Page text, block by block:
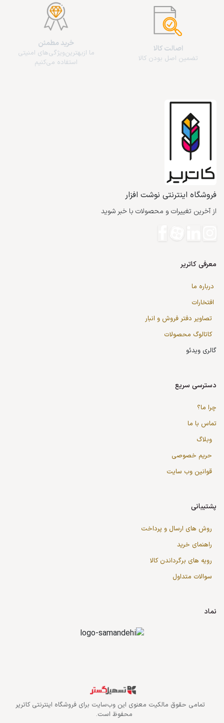
اصالت کالا
تضمین اصل بودن کالا
خرید مطمئن
ما از‌بهترین‌ویژگی‌های امنیتی
استفاده می‌کنیم
فروشگاه اینترنتی نوشت افزار
از آخرین تغییرات و محصولات با خبر شوید
معرفی کاتریر
درباره ما
افتخارات
تصاویر دفتر فروش و انبار
کاتالوگ محصولات
گالری ویدئو
دسترسی سریع
چرا ما؟
تماس با ما
وبلاگ
حریم خصوصی
قوانین وب سایت
پشتیبانی
روش های ارسال و پرداخت
راهنمای خرید
رویه های برگرداندن کالا
سوالات متداول
نماد
تمامی حقوق مالکیت معنوی این وب‌سایت برایفروشگاه اینترنتی کاتریر
محفوظ است.